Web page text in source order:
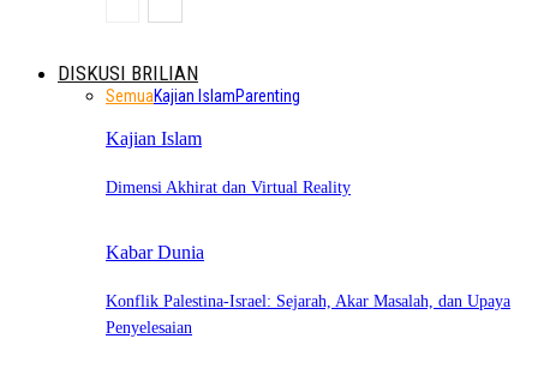
DISKUSI BRILIAN
SemuaKajian IslamParenting
Kajian Islam
Dimensi Akhirat dan Virtual Reality
Kabar Dunia
Konflik Palestina-Israel: Sejarah, Akar Masalah, dan Upaya
Penyelesaian